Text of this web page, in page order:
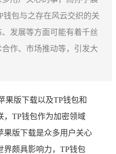
钱包与之存在风云交织的关
发展等方面可能有着千丝
作、市场推动等，引发大
果版下载以及TP钱包和
，TP钱包作为加密领域
果版下载是众多用户关心
界颇具影响力，TP钱包